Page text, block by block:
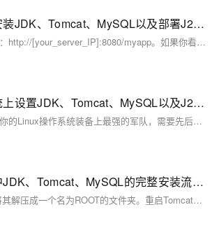
在Linux系统中安装JDK、Tomcat、MySQL以及部署J2EE后端接口
校验时，浏览器输入：http://[your_server_IP]:8080/myapp。如果你看到你的应用的欢迎页面，恭喜你，一切都已就绪。
在Linux操作系统上设置JDK、Tomcat、MySQL以及J2EE后端接口的部署步骤
让我们总结一下，给你的Linux操作系统装备上最强的军队，需要先后装备好JDK的弓箭，布置好Tomcat的阵地，再把MySQL的物资原料准备好，最后部署好J2EE攻城车，那就准备好进军吧，你的Linux军团，无人可挡！
Linux操作系统中JDK、Tomcat、MySQL的完整安装流程以及J2EE后端接口的部署
然后Tomcat会自动将其解压成一个名为ROOT的文件夹。重启Tomcat，让新“植物”适应新环境。访问http://localhost:8080/yourproject看到你的项目页面，说明“植物”种植成功。